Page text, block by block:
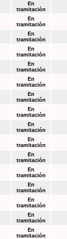
En
tramitación
En
tramitación
En
tramitación
En
tramitación
En
tramitación
En
tramitación
En
tramitación
En
tramitación
En
tramitación
En
tramitación
En
tramitación
En
tramitación
En
tramitación
En
tramitación
En
tramitación
En
tramitación